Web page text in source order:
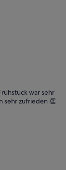
war sehr
sehr zufrieden 👏